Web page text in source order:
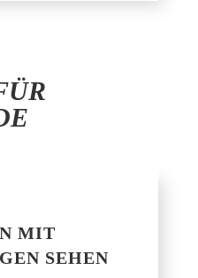
MIT
SEHEN